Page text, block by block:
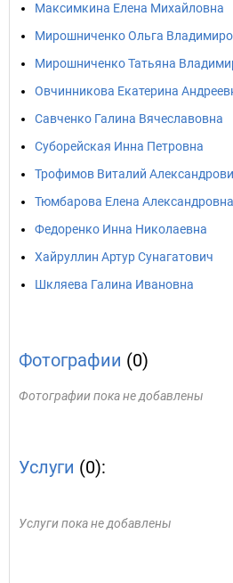
Максимкина Елена Михайловна
Мирошниченко Ольга
Мирошниченко Татьяна
Овчинникова Екатерина
Савченко Галина Вячеславовна
Суборейская Инна Петровна
Трофимов Виталий
Тюмбарова Елена Александровна
Федоренко Инна Николаевна
Хайруллин Артур Сунагатович
Шкляева Галина Ивановна
Фотографии (0)
Фотографии пока не добавлены
Услуги (0):
Услуги пока не добавлены